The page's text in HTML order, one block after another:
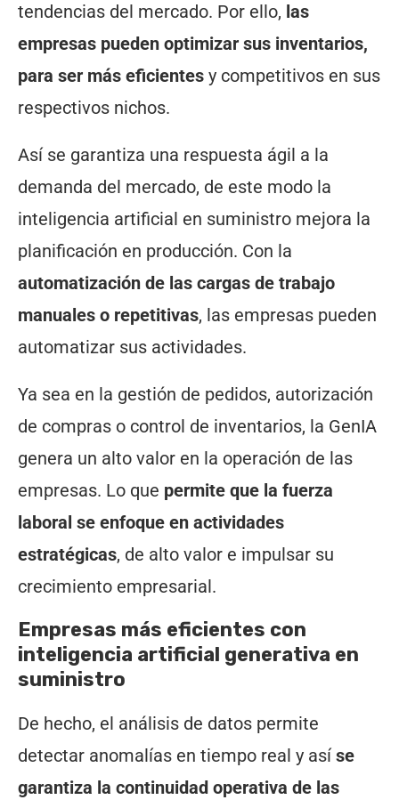
tendencias del mercado. Por ello, las
empresas pueden optimizar sus inventarios,
para ser más eficientes y competitivos en sus
respectivos nichos.
Así se garantiza una respuesta ágil a la
demanda del mercado, de este modo la
inteligencia artificial en suministro mejora la
planificación en producción. Con la
automatización de las cargas de trabajo
manuales o repetitivas, las empresas pueden
automatizar sus actividades.
Ya sea en la gestión de pedidos, autorización
de compras o control de inventarios, la GenIA
genera un alto valor en la operación de las
empresas. Lo que permite que la fuerza
laboral se enfoque en actividades
estratégicas, de alto valor e impulsar su
crecimiento empresarial.
Empresas más eficientes con
inteligencia artificial generativa en
suministro
De hecho, el análisis de datos permite
detectar anomalías en tiempo real y asíse
garantiza la continuidad operativa de las